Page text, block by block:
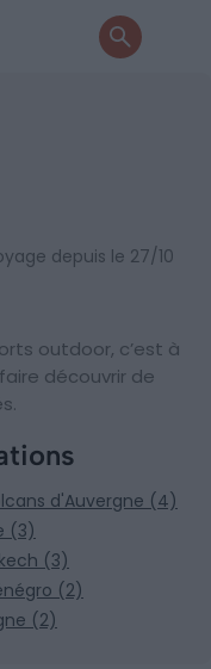
depuis le 27/10
outdoor, c’est à
découvrir de
d'Auvergne (4)
(3)
(3)
(2)
(2)